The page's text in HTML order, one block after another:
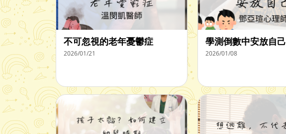
不可忽視的老年憂鬱症
2026/01/21
學測倒數中安放自己
2026/01/08